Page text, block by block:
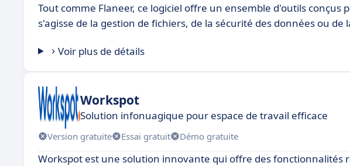
Tout comme Flaneer, ce logiciel offre un ensemble d'outils
s'agisse de la gestion de fichiers, de la sécurité des données ou
Voir plus de détails
Workspot
Solution infonuagique pour espace de travail efficace
Version gratuite Essai gratuit Démo gratuite
Workspot est une solution innovante qui offre des fonctionnalités